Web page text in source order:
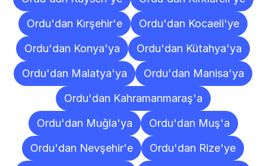
Ordu'dan Kırşehir'e
Ordu'dan Kocaeli'ye
Ordu'dan Konya'ya
Ordu'dan Kütahya'ya
Ordu'dan Malatya'ya
Ordu'dan Manisa'ya
Ordu'dan Kahramanmaraş'a
Ordu'dan Muğla'ya
Ordu'dan Muş'a
Ordu'dan Nevşehir'e
Ordu'dan Rize'ye